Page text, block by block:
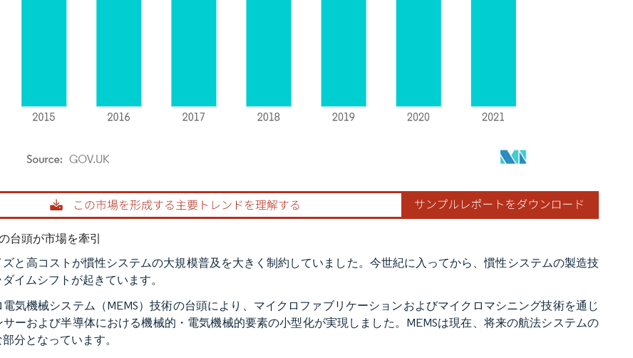
Intelligence。再利用にはCC BY 4.0の表示が必要です。
台頭が市場を牽引
ズと高コストが慣性システムの大規模普及を大きく制約していました。今世紀に入ってから、慣性システムの製造技
イムシフトが起きています。
電気機械システム（MEMS）技術の台頭により、マイクロファブリケーションおよびマイクロマシニング技術を通じ
ーおよび半導体における機械的・電気機械的要素の小型化が実現しました。MEMSは現在、将来の航法システムの
分となっています。